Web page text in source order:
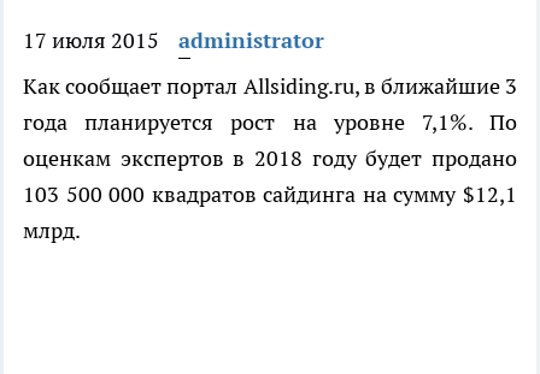
17 июля 2015
administrator
Как сообщает портал Allsiding.ru, в ближайшие 3
года планируется рост на уровне 7,1%. По
оценкам экспертов в 2018 году будет продано
103 500 000 квадратов сайдинга на сумму $12,1
млрд.